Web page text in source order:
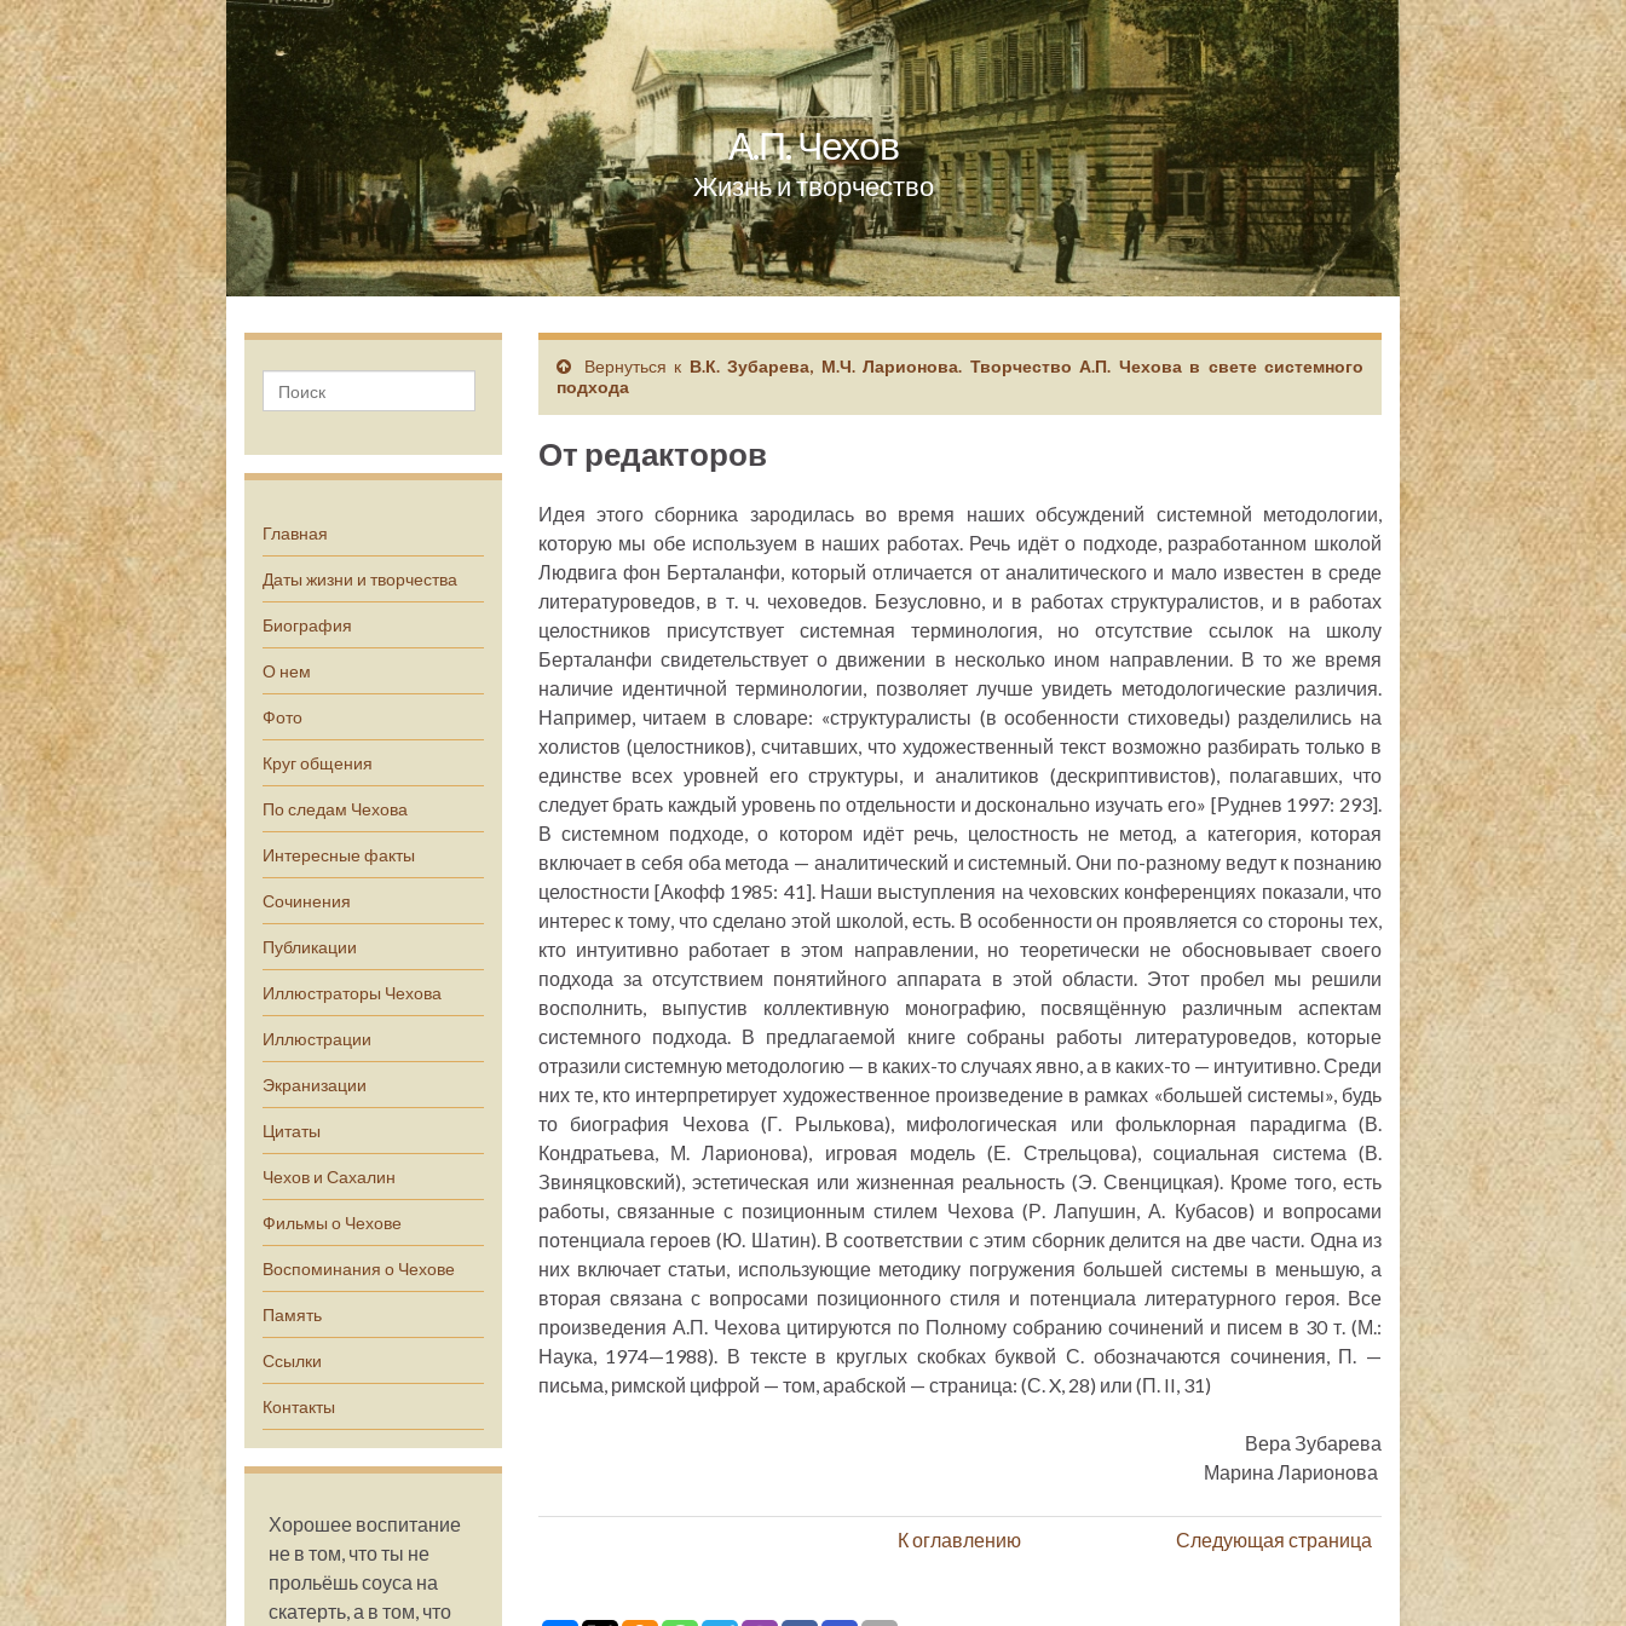
А.П. Чехов
Жизнь и творчество
Главная
Даты жизни и творчества
Биография
О нем
Фото
Круг общения
По следам Чехова
Интересные факты
Сочинения
Публикации
Иллюстраторы Чехова
Иллюстрации
Экранизации
Цитаты
Чехов и Сахалин
Фильмы о Чехове
Воспоминания о Чехове
Память
Ссылки
Контакты
Хорошее воспитание
не в том, что ты не
прольёшь соуса на
скатерть, а в том, что
Вернуться к В.К. Зубарева, М.Ч. Ларионова. Творчество А.П. Чехова в свете системного
подхода
От редакторов
Идея этого сборника зародилась во время наших обсуждений системной методологии,
которую мы обе используем в наших работах. Речь идёт о подходе, разработанном школой
Людвига фон Берталанфи, который отличается от аналитического и мало известен в среде
литературоведов, в т. ч. чеховедов. Безусловно, и в работах структуралистов, и в работах
целостников присутствует системная терминология, но отсутствие ссылок на школу
Берталанфи свидетельствует о движении в несколько ином направлении. В то же время
наличие идентичной терминологии, позволяет лучше увидеть методологические различия.
Например, читаем в словаре: «структуралисты (в особенности стиховеды) разделились на
холистов (целостников), считавших, что художественный текст возможно разбирать только в
единстве всех уровней его структуры, и аналитиков (дескриптивистов), полагавших, что
следует брать каждый уровень по отдельности и досконально изучать его» [Руднев 1997: 293].
В системном подходе, о котором идёт речь, целостность не метод, а категория, которая
включает в себя оба метода — аналитический и системный. Они по-разному ведут к познанию
целостности [Акофф 1985: 41]. Наши выступления на чеховских конференциях показали, что
интерес к тому, что сделано этой школой, есть. В особенности он проявляется со стороны тех,
кто интуитивно работает в этом направлении, но теоретически не обосновывает своего
подхода за отсутствием понятийного аппарата в этой области. Этот пробел мы решили
восполнить, выпустив коллективную монографию, посвящённую различным аспектам
системного подхода. В предлагаемой книге собраны работы литературоведов, которые
отразили системную методологию — в каких-то случаях явно, а в каких-то — интуитивно. Среди
них те, кто интерпретирует художественное произведение в рамках «большей системы», будь
то биография Чехова (Г. Рылькова), мифологическая или фольклорная парадигма (В.
Кондратьева, М. Ларионова), игровая модель (Е. Стрельцова), социальная система (В.
Звиняцковский), эстетическая или жизненная реальность (Э. Свенцицкая). Кроме того, есть
работы, связанные с позиционным стилем Чехова (Р. Лапушин, А. Кубасов) и вопросами
потенциала героев (Ю. Шатин). В соответствии с этим сборник делится на две части. Одна из
них включает статьи, использующие методику погружения большей системы в меньшую, а
вторая связана с вопросами позиционного стиля и потенциала литературного героя. Все
произведения А.П. Чехова цитируются по Полному собранию сочинений и писем в 30 т. (М.:
Наука, 1974—1988). В тексте в круглых скобках буквой С. обозначаются сочинения, П. —
письма, римской цифрой — том, арабской — страница: (С. X, 28) или (П. II, 31)
Вера Зубарева
Марина Ларионова
К оглавлению Следующая страница